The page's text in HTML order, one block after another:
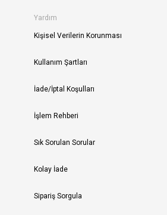
Yardım
Kişisel Verilerin Korunması
Kullanım Şartları
İade/İptal Koşulları
İşlem Rehberi
Sık Sorulan Sorular
Kolay İade
Sipariş Sorgula